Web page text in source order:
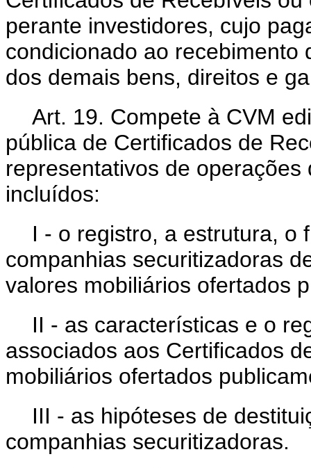
perante investidores, cujo
condicionado ao recebimento
dos demais bens, direitos e
Art. 19. Compete à CVM
pública de Certificados de
representativos de
incluídos:
I - o registro, a estrutura, o
companhias securitizadoras
valores mobiliários ofertados
II - as características e o
associados aos Certificados
mobiliários ofertados
III - as hipóteses de
companhias securitizadoras.